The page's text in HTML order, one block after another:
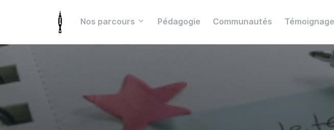
Nos parcours Pédagogie Communautés